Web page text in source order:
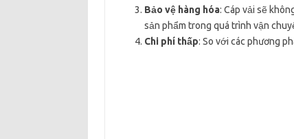
Bảo vệ hàng hóa: Cáp vải sẽ
sản phẩm trong quá trình vận
Chi phí thấp: So với các phương